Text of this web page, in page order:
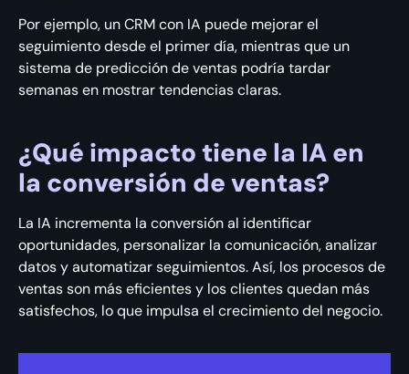
Por ejemplo, un CRM con IA puede mejorar el
seguimiento desde el primer día, mientras que un
sistema de predicción de ventas podría tardar
semanas en mostrar tendencias claras.
¿Qué impacto tiene la IA en
la conversión de ventas?
La IA incrementa la conversión al identificar
oportunidades, personalizar la comunicación, analizar
datos y automatizar seguimientos. Así, los procesos de
ventas son más eficientes y los clientes quedan más
satisfechos, lo que impulsa el crecimiento del negocio.